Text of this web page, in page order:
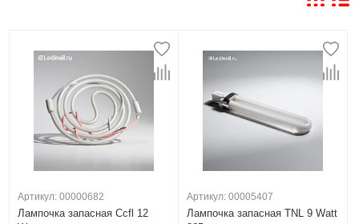
Артикул: 00000682
Лампочка запасная Ccfl 12
Артикул: 00005407
Лампочка запасная TNL 9 Watt